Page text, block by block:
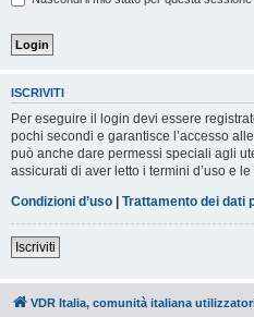
ISCRIVITI
Per eseguire il login devi essere
pochi secondi e garantisce l’accesso
può anche dare permessi speciali agli
assicurati di aver letto i termini d’uso e le
Condizioni d’uso | Trattamento dei dati
Iscriviti
VDR Italia, comunità italiana